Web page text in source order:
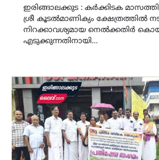
ഇരിങ്ങാലക്കുട : കർക്കിടക
ശ്രീ കൂടൽമാണിക്യം ക്ഷേത്രത്തിൽ
നിറക്കാവശ്യമായ നെൽക്കതിർ
എടുക്കുന്നതിനായി…